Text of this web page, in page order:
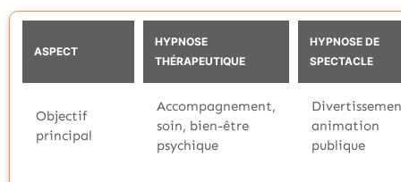
ASPECT
HYPNOSE
THÉRAPEUTIQUE
HYPNOSE DE
SPECTACLE
Objectif
principal
Accompagnement,
soin, bien-être
psychique
animation
publique